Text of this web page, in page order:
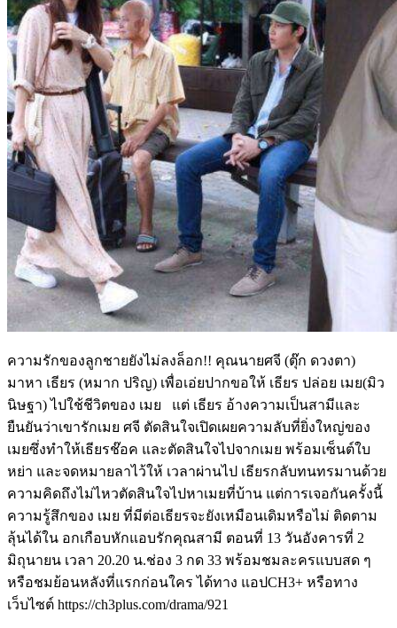
ความรักของลูกชายยังไม่ลงล็อก!! คุณนายศจี (ตุ๊ก ดวงตา)
มาหา เธียร (หมาก ปริญ) เพื่อเอ่ยปากขอให้ เธียร ปล่อย เมย(มิว
นิษฐา) ไปใช้ชีวิตของ เมย แต่ เธียร อ้างความเป็นสามีและ
ยืนยันว่าเขารักเมย ศจี ตัดสินใจเปิดเผยความลับที่ยิ่งใหญ่ของ
เมยซึ่งทำให้เธียรช๊อค และตัดสินใจไปจากเมย พร้อมเซ็นต์ใบ
หย่า และจดหมายลาไว้ให้ เวลาผ่านไป เธียรกลับทนทรมานด้วย
ความคิดถึงไม่ไหวตัดสินใจไปหาเมยที่บ้าน แต่การเจอกันครั้งนี้
ความรู้สึกของ เมย ที่มีต่อเธียรจะยังเหมือนเดิมหรือไม่ ติดตาม
ลุ้นได้ใน อกเกือบหักแอบรักคุณสามี ตอนที่ 13 วันอังคารที่ 2
มิถุนายน เวลา 20.20 น.ช่อง 3 กด 33 พร้อมชมละครแบบสด ๆ
หรือชมย้อนหลังที่แรกก่อนใคร ได้ทาง แอปCH3+ หรือทาง
เว็บไซต์ https://ch3plus.com/drama/921